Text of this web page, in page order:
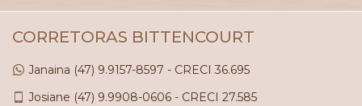
CORRETORAS BITTENCOURT
Janaina (47) 9.9157-8597 - CRECI 36.695
Josiane (47) 9.9908-0606 - CRECI 27.585